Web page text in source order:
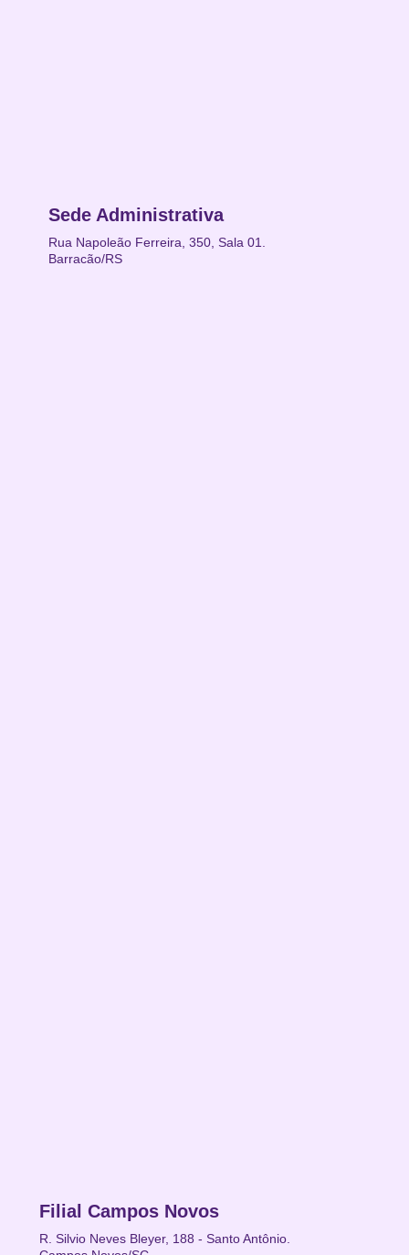
Sede Administrativa
Rua Napoleão Ferreira, 350, Sala 01.
Barracão/RS
Filial Campos Novos
R. Silvio Neves Bleyer, 188 - Santo Antônio.